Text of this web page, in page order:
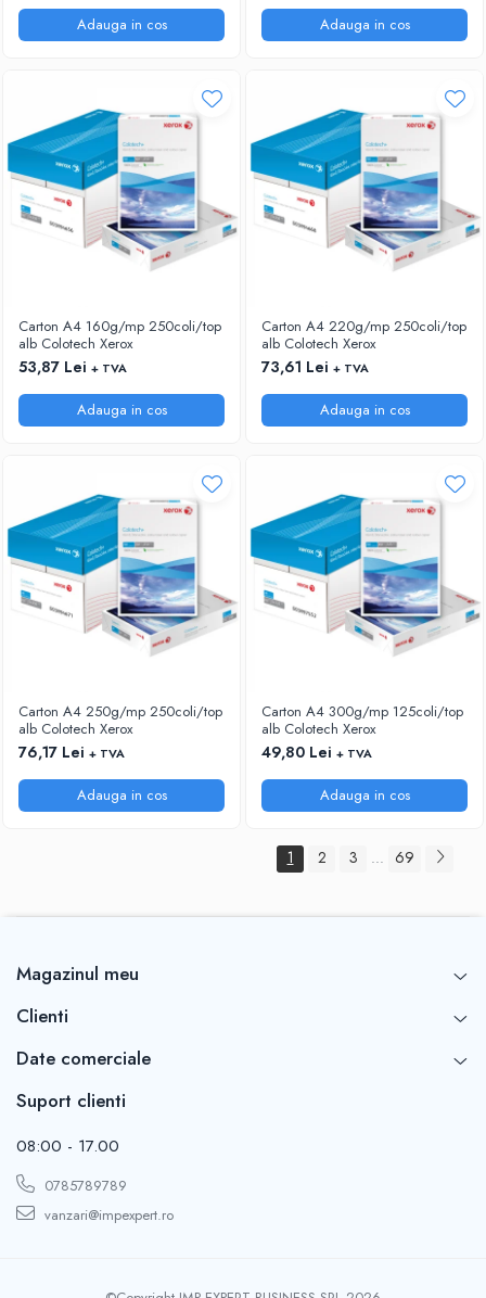
Adauga in cos Adauga in cos
Carton A4 160g/mp 250coli/top
alb Colotech Xerox
53,87 Lei + TVA
Adauga in cos
Carton A4 220g/mp 250coli/top
alb Colotech Xerox
73,61 Lei + TVA
Adauga in cos
Carton A4 250g/mp 250coli/top
alb Colotech Xerox
76,17 Lei + TVA
Adauga in cos
Carton A4 300g/mp 125coli/top
alb Colotech Xerox
49,80 Lei + TVA
Adauga in cos
1 2 3 ... 69
Magazinul meu
Clienti
Date comerciale
Suport clienti
08:00 - 17.00
0785789789
vanzari@impexpert.ro